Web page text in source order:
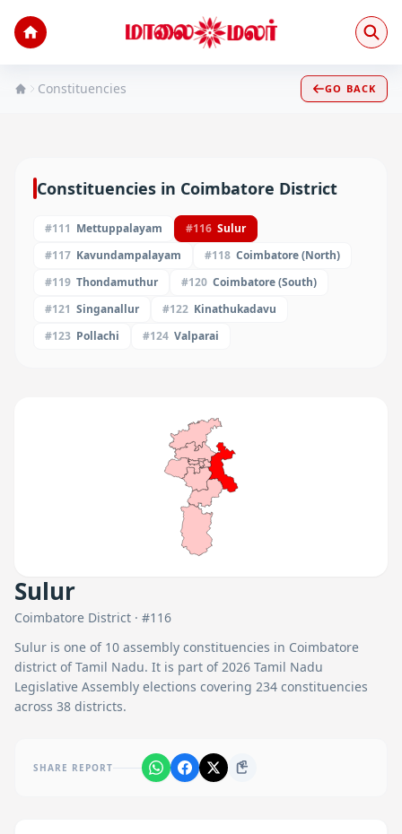
Constituencies GO BACK
Constituencies in Coimbatore District
#111 Mettuppalayam #116 Sulur
#117 Kavundampalayam #118 Coimbatore (North)
#119 Thondamuthur #120 Coimbatore (South)
#121 Singanallur #122 Kinathukadavu
#123 Pollachi #124 Valparai
Sulur
Coimbatore District · #116
Sulur is one of 10 assembly constituencies in Coimbatore
district of Tamil Nadu. It is part of 2026 Tamil Nadu
Legislative Assembly elections covering 234 constituencies
across 38 districts.
SHARE REPORT